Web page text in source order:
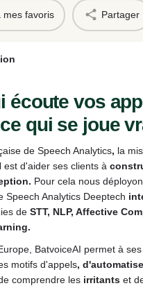
mes favoris Partager
écoute vos
qui se joue
de Speech Analytics, la
est d'aider ses clients à
Pour cela nous
Speech Analytics Deeptech
de STT, NLP, Affective
BatvoiceAI permet à
motifs d'appels,
comprendre les irritants et